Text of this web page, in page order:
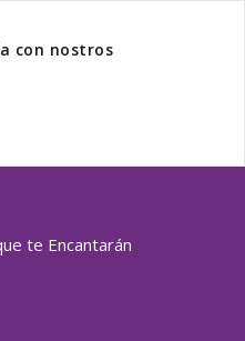
con nostros
te Encantarán